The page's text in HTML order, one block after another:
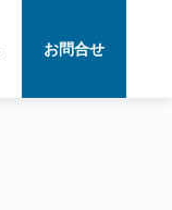
お問合せ